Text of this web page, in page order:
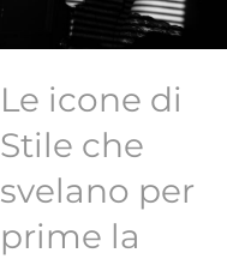
Le icone di
Stile che
svelano per
prime la